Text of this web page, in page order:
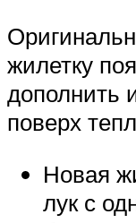
жилетку
дополнить
поверх
Новая
лук с